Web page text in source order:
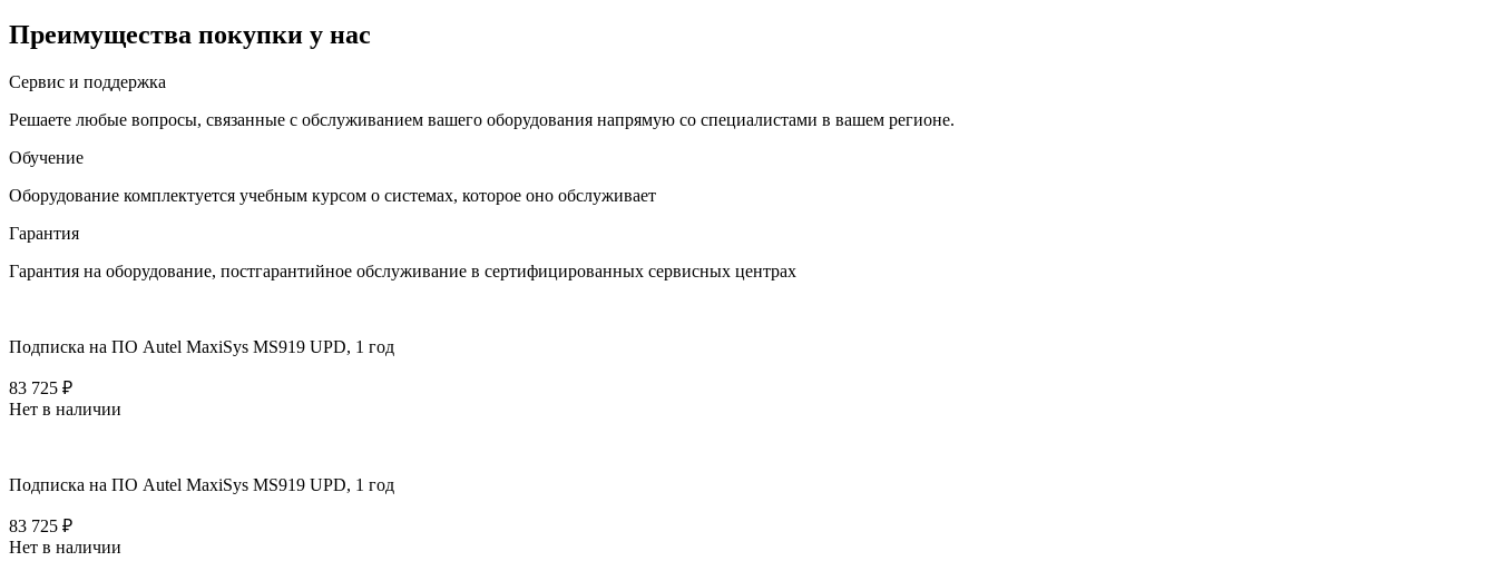
Преимущества покупки у нас
Сервис и поддержка
Решаете любые вопросы, связанные с обслуживанием вашего оборудования напрямую со специалистами в вашем регионе.
Обучение
Оборудование комплектуется учебным курсом о системах, которое оно обслуживает
Гарантия
Гарантия на оборудование, постгарантийное обслуживание в сертифицированных сервисных центрах
Подписка на ПО Autel MaxiSys MS919 UPD, 1 год
83 725 ₽
Нет в наличии
Подписка на ПО Autel MaxiSys MS919 UPD, 1 год
83 725 ₽
Нет в наличии